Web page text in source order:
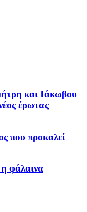
και Ιάκωβου
έρωτας
που προκαλεί
φάλαινα